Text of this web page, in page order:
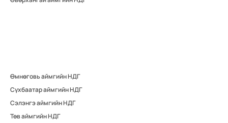
Өмнөговь аймгийн НДГ
Сүхбаатар аймгийн НДГ
Сэлэнгэ аймгийн НДГ
Төв аймгийн НДГ